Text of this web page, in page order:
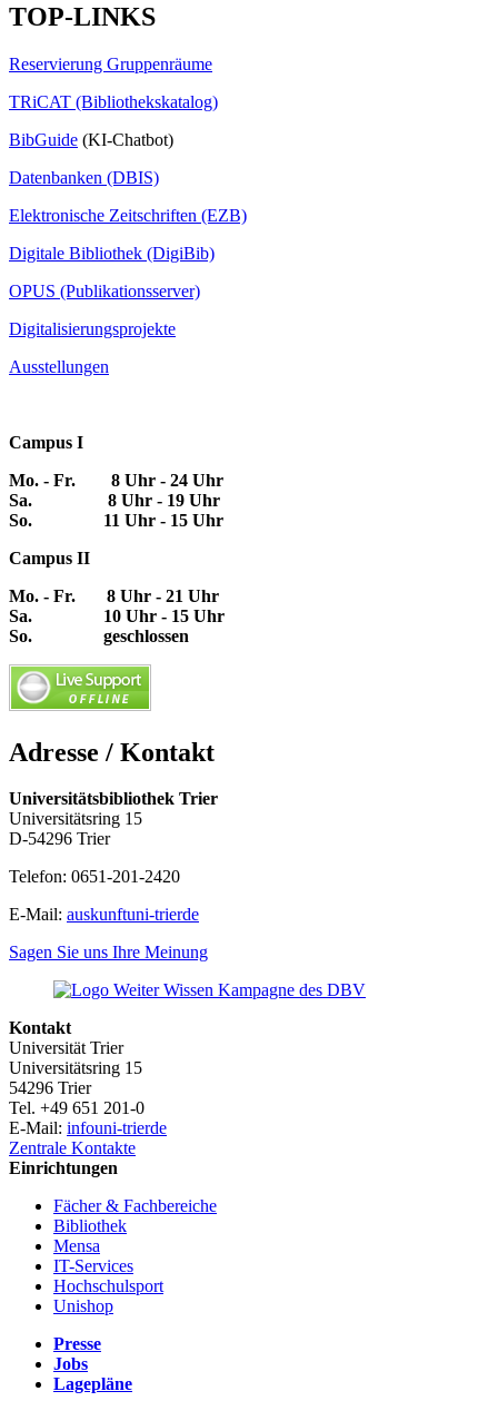
TOP-LINKS
Reservierung Gruppenräume
TRiCAT (Bibliothekskatalog)
BibGuide (KI-Chatbot)
Datenbanken (DBIS)
Elektronische Zeitschriften (EZB)
Digitale Bibliothek (DigiBib)
OPUS (Publikationsserver)
Digitalisierungsprojekte
Ausstellungen
Campus I
Mo. - Fr. 8 Uhr - 24 Uhr
Sa. 8 Uhr - 19 Uhr
So. 11 Uhr - 15 Uhr
Campus II
Mo. - Fr. 8 Uhr - 21 Uhr
Sa. 10 Uhr - 15 Uhr
So. geschlossen
Adresse / Kontakt
Universitätsbibliothek Trier
Universitätsring 15
D-54296 Trier
Telefon: 0651-201-2420
E-Mail: auskunftuni-trierde
Sagen Sie uns Ihre Meinung
Kontakt
Universität Trier
Universitätsring 15
54296 Trier
Tel. +49 651 201-0
E-Mail: infouni-trierde
Zentrale Kontakte
Einrichtungen
Fächer & Fachbereiche
Bibliothek
Mensa
IT-Services
Hochschulsport
Unishop
Presse
Jobs
Lagepläne